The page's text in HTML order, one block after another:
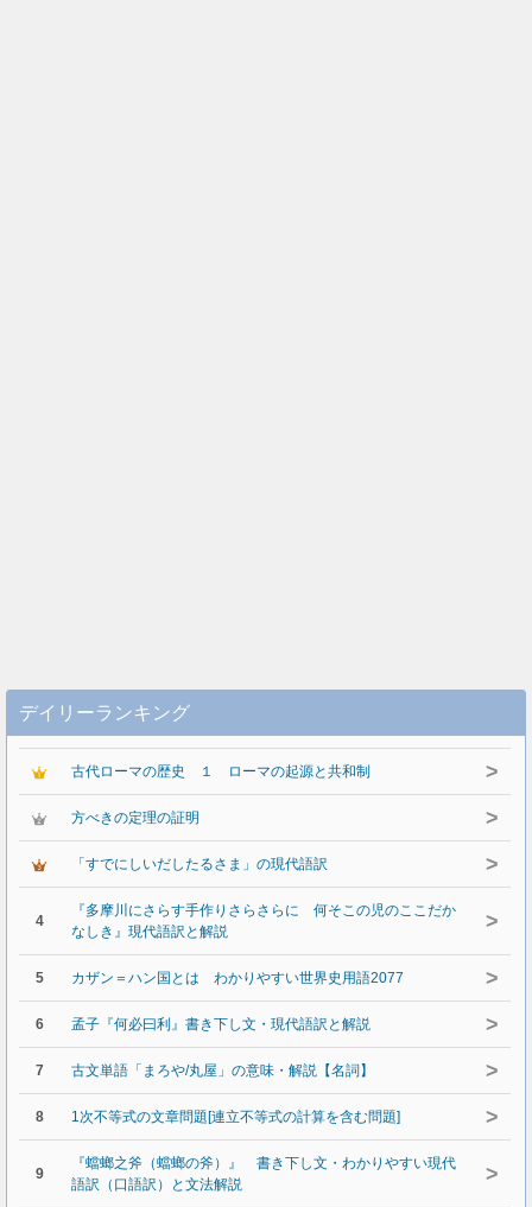
デイリーランキング
古代ローマの歴史 １ ローマの起源と共和制 >
方べきの定理の証明 >
「すでにしいだしたるさま」の現代語訳 >
4
『多摩川にさらす手作りさらさらに 何そこの児のここだか
なしき』現代語訳と解説
>
5 カザン＝ハン国とは わかりやすい世界史用語2077 >
6 孟子『何必曰利』書き下し文・現代語訳と解説 >
7 古文単語「まろや/丸屋」の意味・解説【名詞】 >
8 1次不等式の文章問題[連立不等式の計算を含む問題] >
9
『蟷螂之斧（蟷螂の斧）』 書き下し文・わかりやすい現代
語訳（口語訳）と文法解説
>